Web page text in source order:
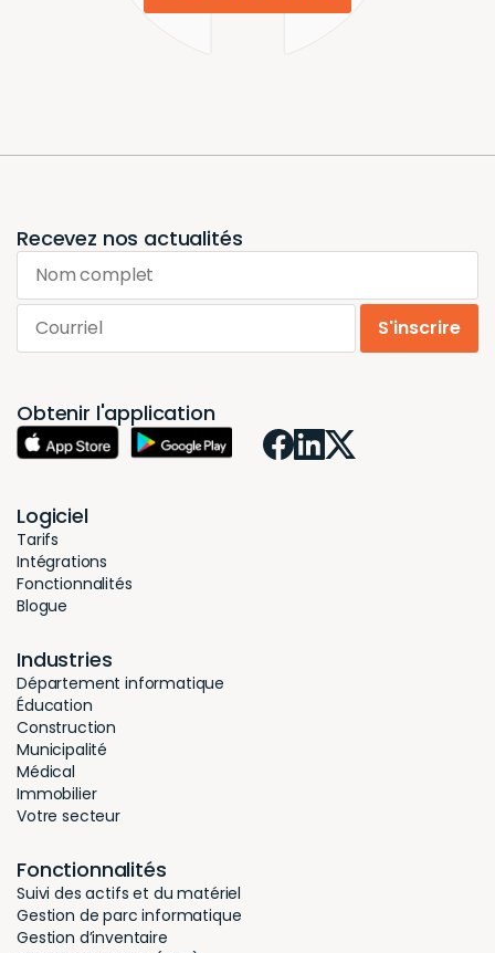
l’inventaire des stocks ?
La solution de gestion d’inventaire Hectorest
conçue pour améliorer significativement l’efficacité
de vos processus d’inventaire, en vous faisant
économiser du temps et en minimisant les risques
inventaire annuel en trois étapes simples avec
Hector :
1. Élaboration d’un plan d’action
Sélectionnez avec soin la date et l’heure de votre
qu’aucune vente ni livraison n’est prévue à ce
moment-là, afin qu’aucun article ne soit ni ajouté ni
retiré de l’entreprise.
2. Préparer et organiser le matériel
Assurez-vous que chaque article est étiqueté.
Divisez votre entreprise en différentes sections,
attribuant aux employés les zones qu’ils devront